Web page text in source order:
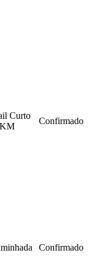
Curto
Confirmado
Confirmado